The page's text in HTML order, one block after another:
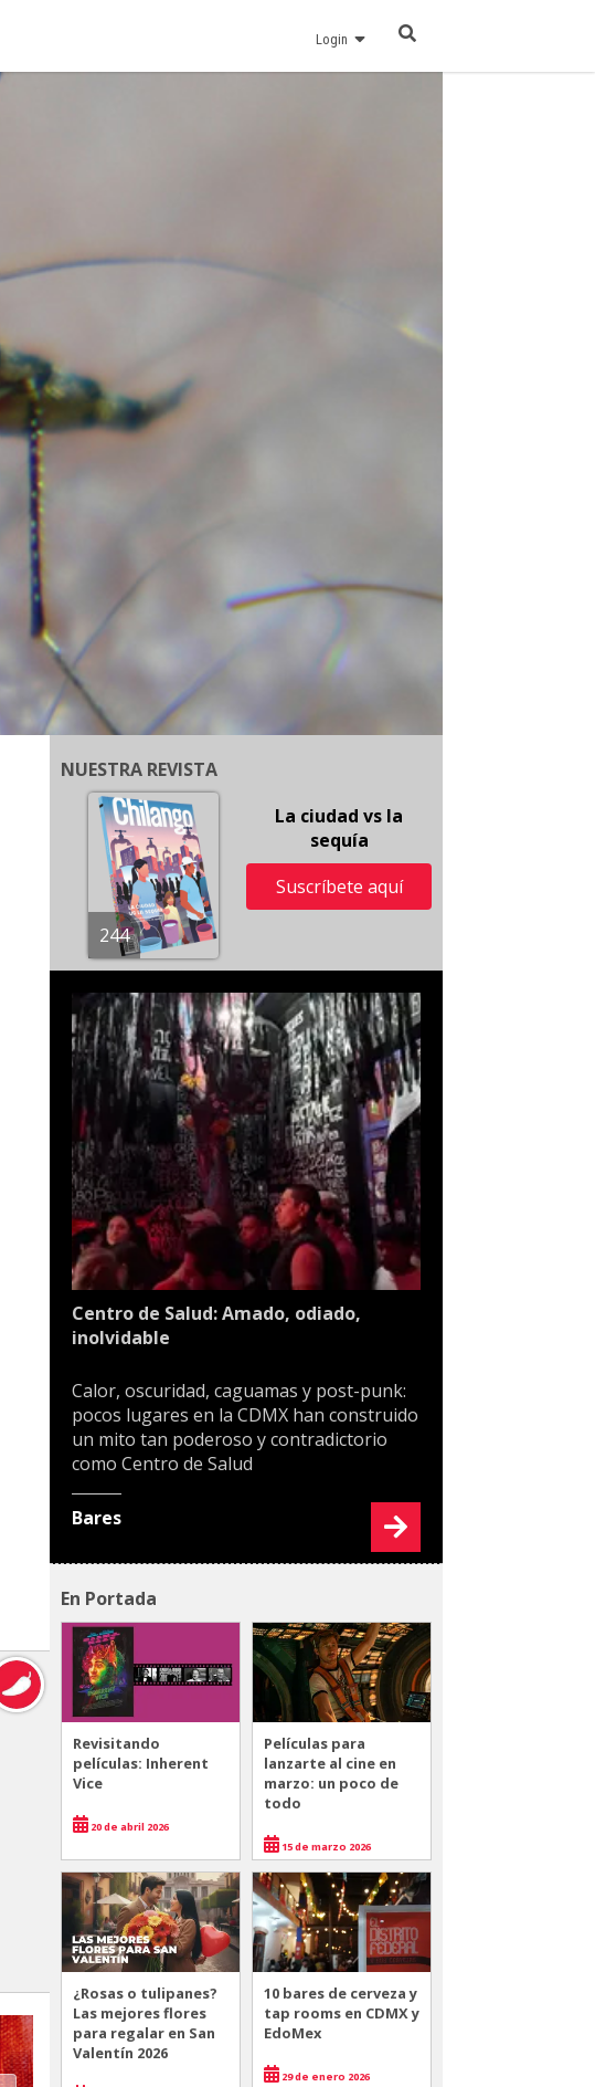
Login
NUESTRA REVISTA
244
La ciudad vs la
sequía
Suscríbete aquí
Centro de Salud: Amado, odiado,
inolvidable
Calor, oscuridad, caguamas y post-punk:
pocos lugares en la CDMX han construido
un mito tan poderoso y contradictorio
como Centro de Salud
Bares
En Portada
Revisitando
películas: Inherent
Vice
20 de abril 2026
Películas para
lanzarte al cine en
marzo: un poco de
todo
15 de marzo 2026
¿Rosas o tulipanes?
Las mejores flores
para regalar en San
Valentín 2026
10 bares de cerveza y
tap rooms en CDMX y
EdoMex
29 de enero 2026